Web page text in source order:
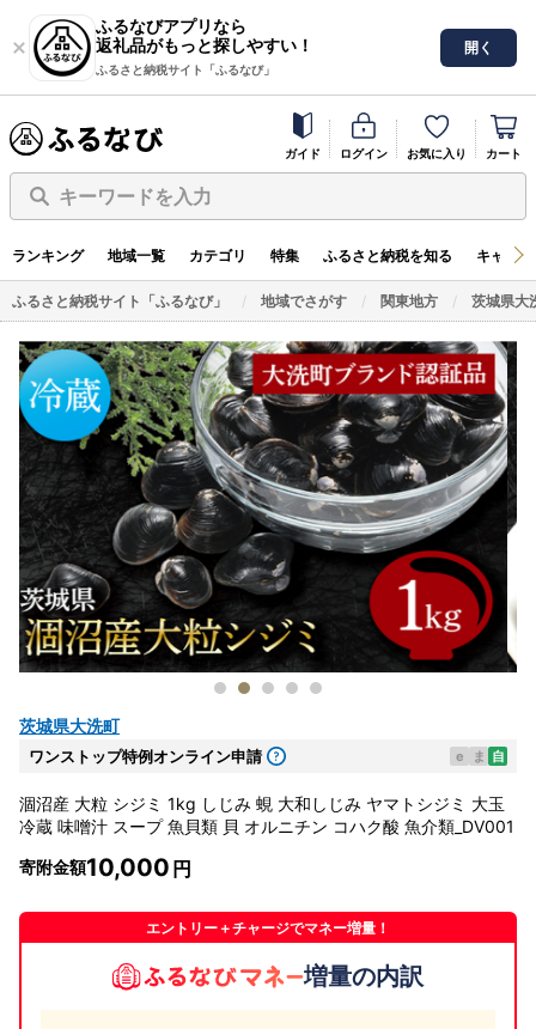
ふるなびアプリなら
返礼品がもっと探しやすい！
ふるさと納税サイト「ふるなび」
開く
ガイド ログイン お気に入り カート
キーワードを入力
ランキング 地域一覧 カテゴリ 特集 ふるさと納税を知る キャン
ふるさと納税サイト「ふるなび」 地域でさがす 関東地方 茨城県大
茨城県大洗町
ワンストップ特例オンライン申請 e ま 自
涸沼産 大粒 シジミ 1kg しじみ 蜆 大和しじみ ヤマトシジミ 大玉
冷蔵 味噌汁 スープ 魚貝類 貝 オルニチン コハク酸 魚介類_DV001
寄附金額10,000
エントリー＋チャージでマネー増量！
増量の内訳